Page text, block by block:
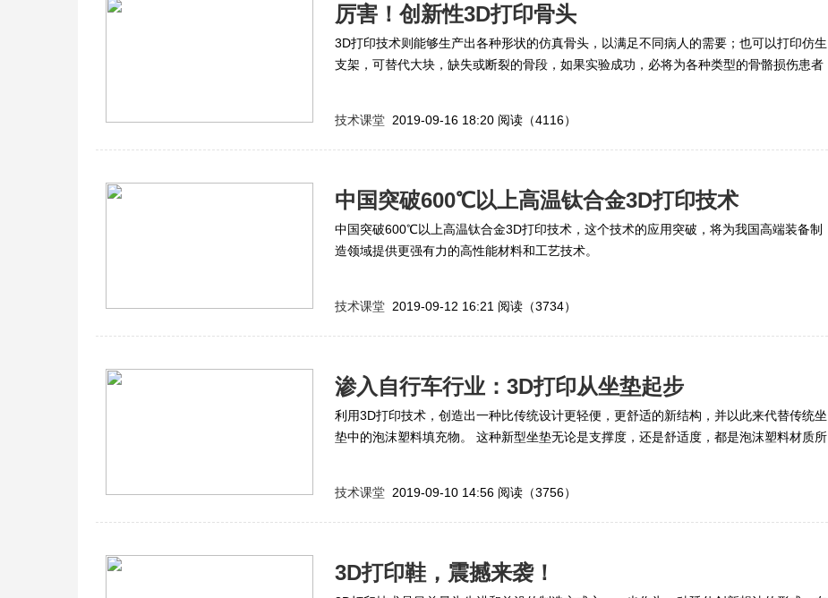
厉害！创新性3D打印骨头
3D打印技术则能够生产出各种形状的仿真骨头，以满足不同病人的需要；也可以打印仿生
支架，可替代大块，缺失或断裂的骨段，如果实验成功，必将为各种类型的骨骼损伤患者
技术课堂 2019-09-16 18:20 阅读（4116）
中国突破600℃以上高温钛合金3D打印技术
中国突破600℃以上高温钛合金3D打印技术，这个技术的应用突破，将为我国高端装备制
造领域提供更强有力的高性能材料和工艺技术。
技术课堂 2019-09-12 16:21 阅读（3734）
渗入自行车行业：3D打印从坐垫起步
利用3D打印技术，创造出一种比传统设计更轻便，更舒适的新结构，并以此来代替传统坐
垫中的泡沫塑料填充物。 这种新型坐垫无论是支撑度，还是舒适度，都是泡沫塑料材质所
技术课堂 2019-09-10 14:56 阅读（3756）
3D打印鞋，震撼来袭！